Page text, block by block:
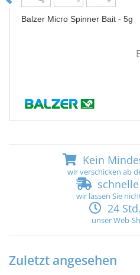
Balzer Micro Spinner Bait - 5g
Kein
wir verschicken ab
wir lassen Sie
24
unser Web-
Zuletzt angesehen